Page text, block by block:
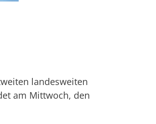
landesweiten
am Mittwoch, den